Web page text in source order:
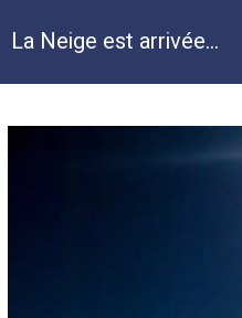
La Neige est arrivée...